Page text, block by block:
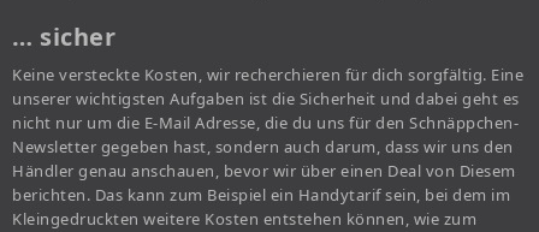
… sicher
Keine versteckte Kosten, wir recherchieren für dich sorgfältig. Eine
unserer wichtigsten Aufgaben ist die Sicherheit und dabei geht es
nicht nur um die E-Mail Adresse, die du uns für den Schnäppchen-
Newsletter gegeben hast, sondern auch darum, dass wir uns den
Händler genau anschauen, bevor wir über einen Deal von Diesem
berichten. Das kann zum Beispiel ein Handytarif sein, bei dem im
Kleingedruckten weitere Kosten entstehen können, wie zum